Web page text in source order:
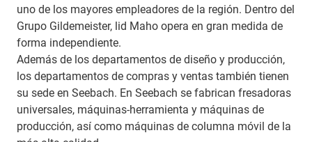
uno de los mayores empleadores de la región. Dentro del
Grupo Gildemeister, lid Maho opera en gran medida de
forma independiente.
Además de los departamentos de diseño y producción,
los departamentos de compras y ventas también tienen
su sede en Seebach. En Seebach se fabrican fresadoras
universales, máquinas-herramienta y máquinas de
producción, así como máquinas de columna móvil de la